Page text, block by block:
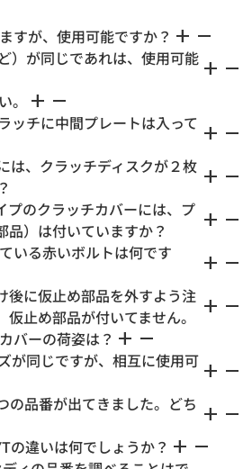
すが、使用可能ですか？ add remove
）が同じであれは、使用可能 add remove
。 add remove
ッチに中間プレートは入って add remove
は、クラッチディスクが２枚 add remove
プのクラッチカバーには、プ
品）は付いていますか？
add remove
いる赤いボルトは何です
add remove
後に仮止め部品を外すよう注
止め部品が付いてません。
add remove
バーの荷姿は？ add remove
が同じですが、相互に使用可 add remove
の品番が出てきました。どち add remove
の違いは何でしょうか？ add remove